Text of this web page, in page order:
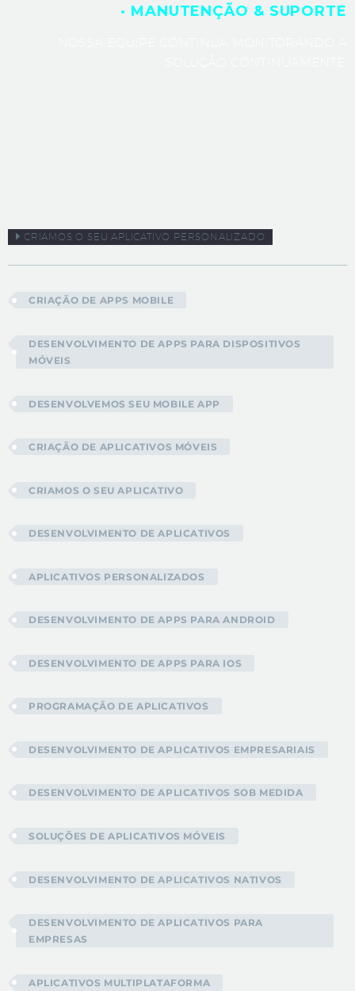
· MANUTENÇÃO & SUPORTE
CRIAMOS O SEU APLICATIVO PERSONALIZADO
CRIAÇÃO DE APPS MOBILE
DESENVOLVIMENTO DE APPS PARA DISPOSITIVOS
MÓVEIS
DESENVOLVEMOS SEU MOBILE APP
CRIAÇÃO DE APLICATIVOS MÓVEIS
CRIAMOS O SEU APLICATIVO
DESENVOLVIMENTO DE APLICATIVOS
APLICATIVOS PERSONALIZADOS
DESENVOLVIMENTO DE APPS PARA ANDROID
DESENVOLVIMENTO DE APPS PARA IOS
PROGRAMAÇÃO DE APLICATIVOS
DESENVOLVIMENTO DE APLICATIVOS EMPRESARIAIS
DESENVOLVIMENTO DE APLICATIVOS SOB MEDIDA
SOLUÇÕES DE APLICATIVOS MÓVEIS
DESENVOLVIMENTO DE APLICATIVOS NATIVOS
DESENVOLVIMENTO DE APLICATIVOS PARA
EMPRESAS
APLICATIVOS MULTIPLATAFORMA